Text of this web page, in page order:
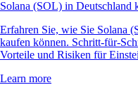
Solana (SOL) in Deutschland
Erfahren Sie, wie Sie Solana
kaufen können. Schritt-für-
Vorteile und Risiken für
Learn more